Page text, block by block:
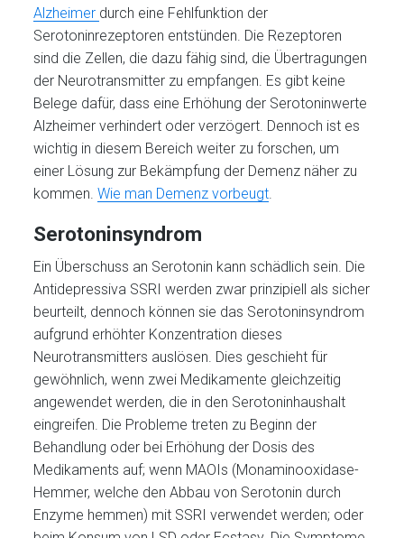
Alzheimer durch eine Fehlfunktion der
Serotoninrezeptoren entstünden. Die Rezeptoren
sind die Zellen, die dazu fähig sind, die Übertragungen
der Neurotransmitter zu empfangen. Es gibt keine
Belege dafür, dass eine Erhöhung der Serotoninwerte
Alzheimer verhindert oder verzögert. Dennoch ist es
wichtig in diesem Bereich weiter zu forschen, um
einer Lösung zur Bekämpfung der Demenz näher zu
kommen.Wie man Demenz vorbeugt
Serotoninsyndrom
Ein Überschuss an Serotonin kann schädlich sein. Die
Antidepressiva SSRI werden zwar prinzipiell als sicher
beurteilt, dennoch können sie das Serotoninsyndrom
aufgrund erhöhter Konzentration dieses
Neurotransmitters auslösen. Dies geschieht für
gewöhnlich, wenn zwei Medikamente gleichzeitig
angewendet werden, die in den Serotoninhaushalt
eingreifen. Die Probleme treten zu Beginn der
Behandlung oder bei Erhöhung der Dosis des
Medikaments auf; wenn MAOIs (Monaminooxidase-
Hemmer, welche den Abbau von Serotonin durch
Enzyme hemmen) mit SSRI verwendet werden; oder